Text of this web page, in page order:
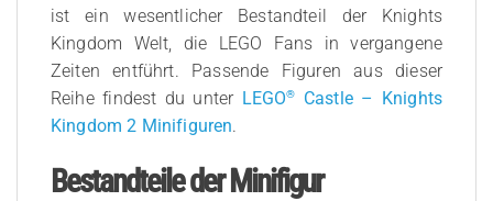
ist ein wesentlicher Bestandteil der Knights
Kingdom Welt, die LEGO Fans in vergangene
Zeiten entführt. Passende Figuren aus dieser
Reihe findest du unter LEGO®
Castle – Knights
Kingdom 2 Minifiguren.
Bestandteile der Minifigur